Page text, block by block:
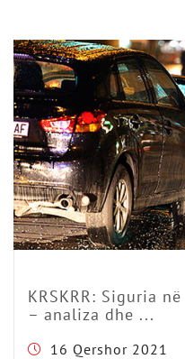
KRSKRR: Siguria
– analiza dhe ...
16 Qershor 2021